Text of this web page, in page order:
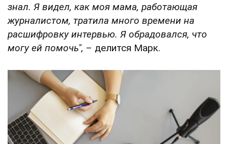
знал. Я видел, как моя мама, работающая
журналистом, тратила много времени на
расшифровку интервью. Я обрадовался, что
могу ей помочь", – делится Марк.